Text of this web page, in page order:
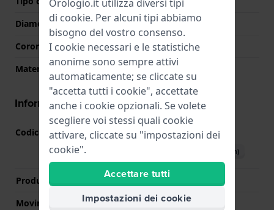
Diametro del vetro
27.00
Corona
Corona da estrarre
Materiale della ghiera
Acciaio inox
Informazioni del movimento
Codice Movimento GM12(Vedi specifiche)
Scarica il manuale (English)
Produttore Movimento
Miyota
Movimento svizzero
No
Orologio.it utilizza diversi tipi
di cookie. Per alcuni tipi abbiamo
bisogno del vostro consenso.
I cookie necessari e le statistiche
anonime sono sempre attivi
automaticamente; se cliccate su
"accetta tutti i cookie", accettate
anche i cookie opzionali. Se volete
scegliere voi stessi quali cookie
attivare, cliccate su "impostazioni dei
cookie".
Accettare tutti
Impostazioni dei cookie